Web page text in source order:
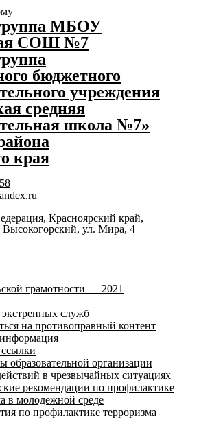
МБОУ
СОШ №7
бюджетного
учреждения
средняя
школа №7»
края
Красноярский край,
ул. Мира, 4
грамотности — 2021
служб
на противоправный контент
образовательной организации
в чрезвычайных ситуациях
рекомендации по профилактике
в молодежной среде
по профилактике терроризма